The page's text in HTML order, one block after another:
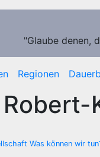
"Glaube denen,
Regionen
Was können wir